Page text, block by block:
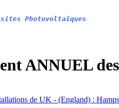
sites Photovoltaïques
ANNUEL
de UK - (England) :